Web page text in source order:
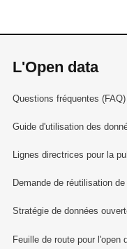
L'Open data
Questions fréquentes (FAQ)
Guide d'utilisation des
Lignes directrices pour la
Demande de réutilisation
Stratégie de données
Feuille de route pour l'open